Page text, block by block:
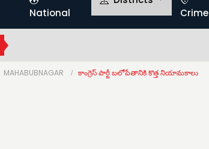
National
Crime
MAHABUBNAGAR కాంగ్రెస్ పార్టీ బలోపేతానికి కొత్త నియామకాలు